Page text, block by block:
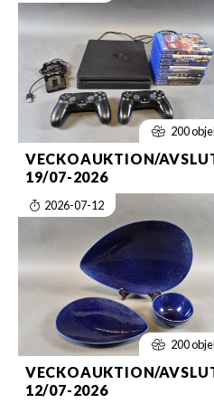
200
VECKOAUKTION/
19/07-2026
2026-07-12
200
VECKOAUKTION/
12/07-2026